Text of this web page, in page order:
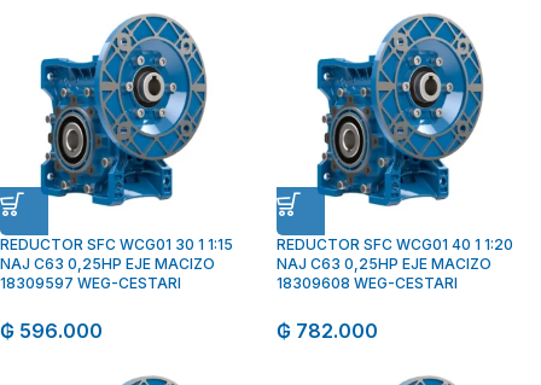
REDUCTOR SFC WCG01 30 1 1:15
NAJ C63 0,25HP EJE MACIZO
18309597 WEG-CESTARI
₲ 596.000
REDUCTOR SFC WCG01 40 1 1:20
NAJ C63 0,25HP EJE MACIZO
18309608 WEG-CESTARI
₲ 782.000